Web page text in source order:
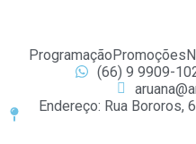
ProgramaçãoPromoções
(66) 9 9909-
Endereço: Rua Bororos,